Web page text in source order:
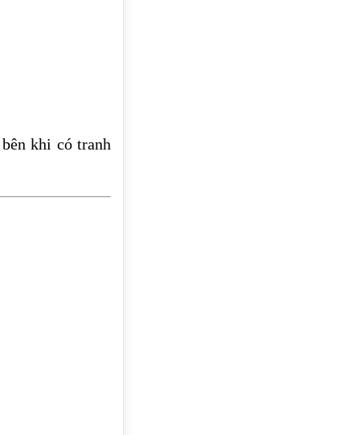
khi có tranh